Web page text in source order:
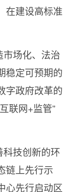
在建设高标准
场化、法治
稳定可预期的
字政府改革的
联网+监管”
技创新的环
链上先行示
心先行启动区